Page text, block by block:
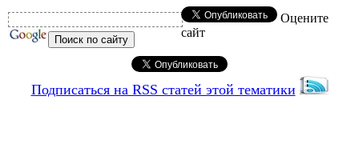
Оцените
сайт
Подписаться на RSS статей этой тематики